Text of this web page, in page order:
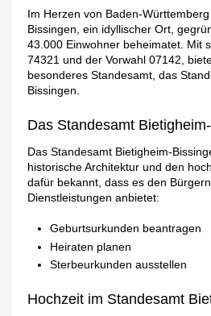
Im Herzen von Baden-
Bissingen, ein idyllischer Ort,
43.000 Einwohner beheimatet. Mit
74321 und der Vorwahl 07142,
besonderes Standesamt, das
Bissingen.
Das Standesamt
Das Standesamt Bietigheim-
historische Architektur und den
dafür bekannt, dass es den
Dienstleistungen anbietet:
Geburtsurkunden beantragen
Heiraten planen
Sterbeurkunden ausstellen
Hochzeit im Standesamt